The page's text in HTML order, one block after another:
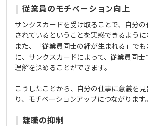
従業員のモチベーション向上
サンクスカードを受け取ることで、自分
されているということを実感できるように
また、「従業員同士の絆が生まれる」でも
に、サンクスカードによって、従業員同
理解を深めることができます。
こうしたことから、自分の仕事に意義を
り、モチベーションアップにつながります。
離職の抑制